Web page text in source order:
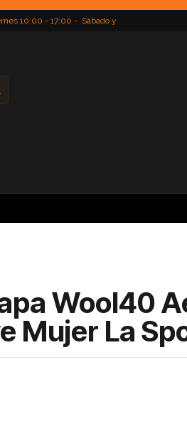
10:00 - 17:00 - Sábado y
Wool40
Mujer La